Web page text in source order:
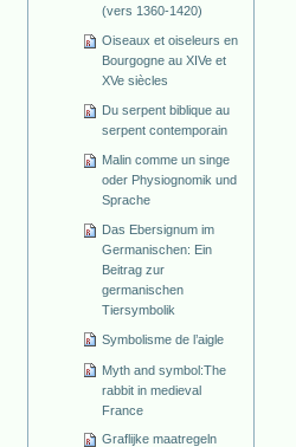
(vers 1360-1420)
Oiseaux et oiseleurs en
Bourgogne au XIVe et
XVe siècles
Du serpent biblique au
serpent contemporain
Malin comme un singe
oder Physiognomik und
Sprache
Das Ebersignum im
Germanischen: Ein
Beitrag zur
germanischen
Tiersymbolik
Symbolisme de l’aigle
Myth and symbol:The
rabbit in medieval
France
Graflijke maatregeln